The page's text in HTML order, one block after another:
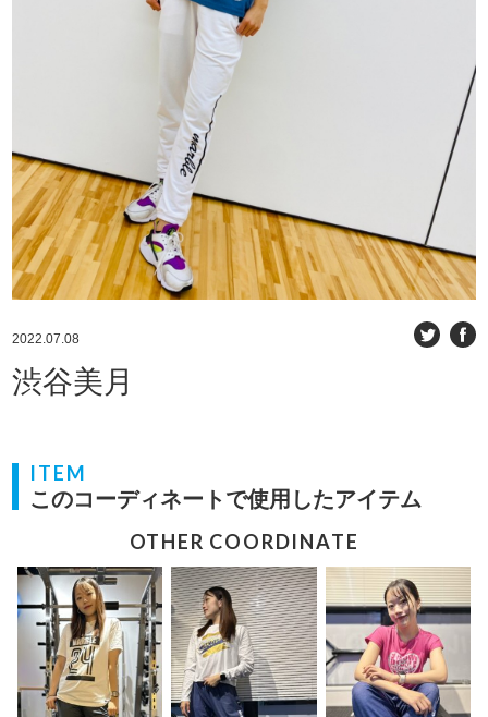
2022.07.08
渋谷美月
ITEM
このコーディネートで使用したアイテム
OTHER COORDINATE